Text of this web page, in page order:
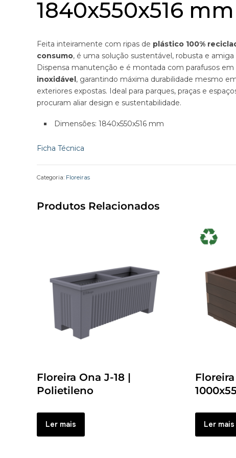
1840x550x516 mm
Feita inteiramente com ripas de plástico 100%
consumo, é uma solução sustentável, robusta e
Dispensa manutenção e é montada com parafusos em
inoxidável, garantindo máxima durabilidade mesmo
exteriores expostas. Ideal para parques, praças e
procuram aliar design e sustentabilidade.
Dimensões: 1840x550x516 mm
Ficha Técnica
Categoria: Floreiras
Produtos Relacionados
Floreira Ona J-18 |
Polietileno
Ler mais Ler mais